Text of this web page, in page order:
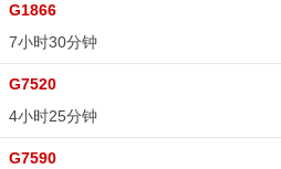
G1866
7小时30分钟
G7520
4小时25分钟
G7590